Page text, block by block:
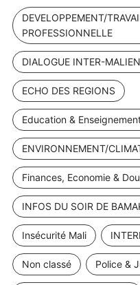
DEVELOPPEMENT/
PROFESSIONNELLE
DIALOGUE INTER-
ECHO DES REGIONS
Education &
ENVIRONNEMENT/
Finances, Economie &
INFOS DU SOIR DE
Insécurité Mali
Non classé Police &